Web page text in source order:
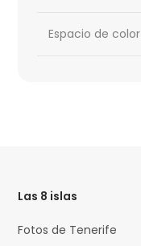
Espacio de color
Las 8 islas
Fotos de Tenerife